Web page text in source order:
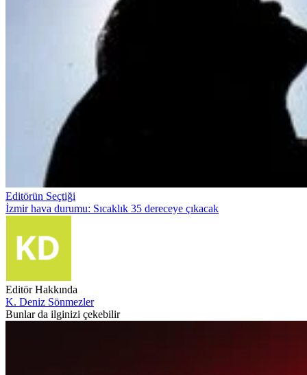
Editörün Seçtiği
İzmir hava durumu: Sıcaklık 35 dereceye çıkacak
Editör Hakkında
K. Deniz Sönmezler
Bunlar da ilginizi çekebilir